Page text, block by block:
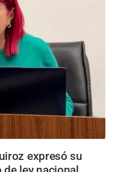
expresó su